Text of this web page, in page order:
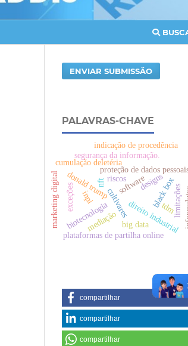
ENVIAR SUBMISSÃO
PALAVRAS-CHAVE
software
donald trumpproteção de dados
cumulação deletéria
cultivares
biotecnologia direito industrial
segurança da informação.
plataformas de partilha online
riscos
marketing digital black box
indicação de procedência
big data
limitações
exceções tdm
nft designs
inpi
mediação
compartilhar
compartilhar
compartilhar